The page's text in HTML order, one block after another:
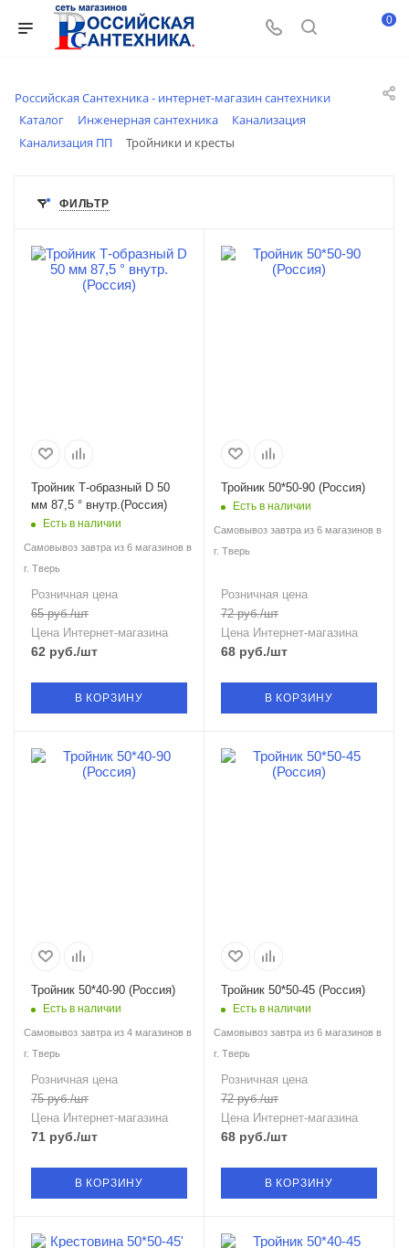
0
Российская Сантехника - интернет-магазин сантехники
Каталог
Инженерная сантехника
Канализация
Канализация ПП
Тройники и кресты
ФИЛЬТР
Тройник Т-образный D 50
мм 87,5 ° внутр.(Россия)
Есть в наличии
Самовывоз завтра из 6 магазинов в
г. Тверь
Розничная цена
65руб./шт
Цена Интернет-магазина
62 руб./шт
В КОРЗИНУ
Тройник 50*50-90 (Россия)
Есть в наличии
Самовывоз завтра из 6 магазинов в
г. Тверь
Розничная цена
72руб./шт
Цена Интернет-магазина
68 руб./шт
В КОРЗИНУ
Тройник 50*40-90 (Россия)
Есть в наличии
Самовывоз завтра из 4 магазинов в
г. Тверь
Розничная цена
75руб./шт
Цена Интернет-магазина
71 руб./шт
В КОРЗИНУ
Тройник 50*50-45 (Россия)
Есть в наличии
Самовывоз завтра из 6 магазинов в
г. Тверь
Розничная цена
72руб./шт
Цена Интернет-магазина
68 руб./шт
В КОРЗИНУ